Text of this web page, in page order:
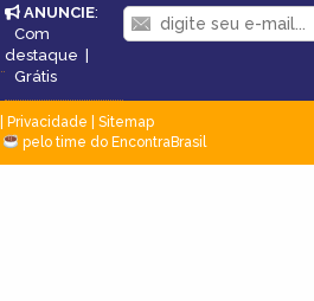
ANUNCIE:
Com
destaque
Grátis
Privacidade
Sitemap
pelo time do EncontraBrasil